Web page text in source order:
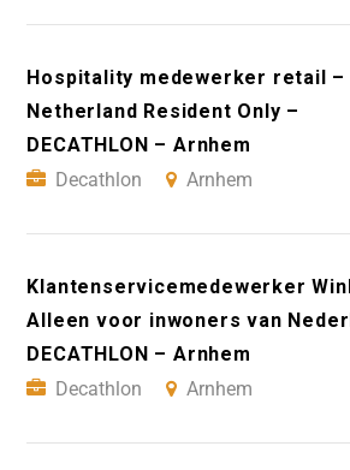
Hospitality medewerker retail –
Netherland Resident Only –
DECATHLON – Arnhem
Decathlon
Arnhem
Klantenservicemedewerker
Alleen voor inwoners van
DECATHLON – Arnhem
Decathlon
Arnhem